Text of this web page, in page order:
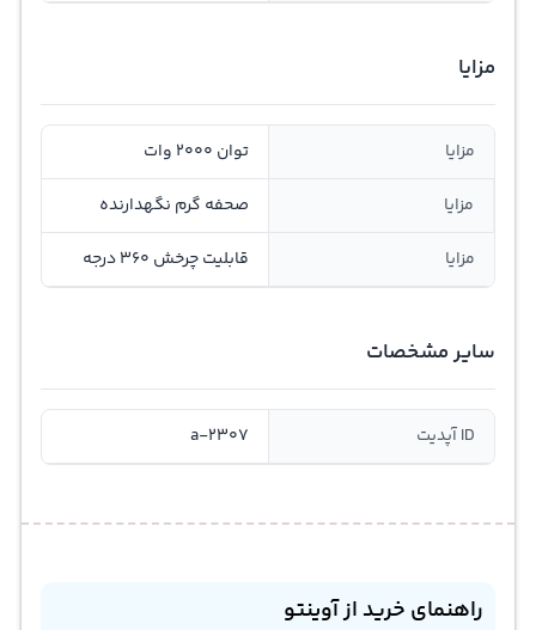
مزایا
مزایا توان 2000 وات
مزایا صحفه گرم نگهدارنده
مزایا قابلیت چرخش 360 درجه
سایر مشخصات
ID آپدیت a-2307
راهنمای خرید از آوینتو